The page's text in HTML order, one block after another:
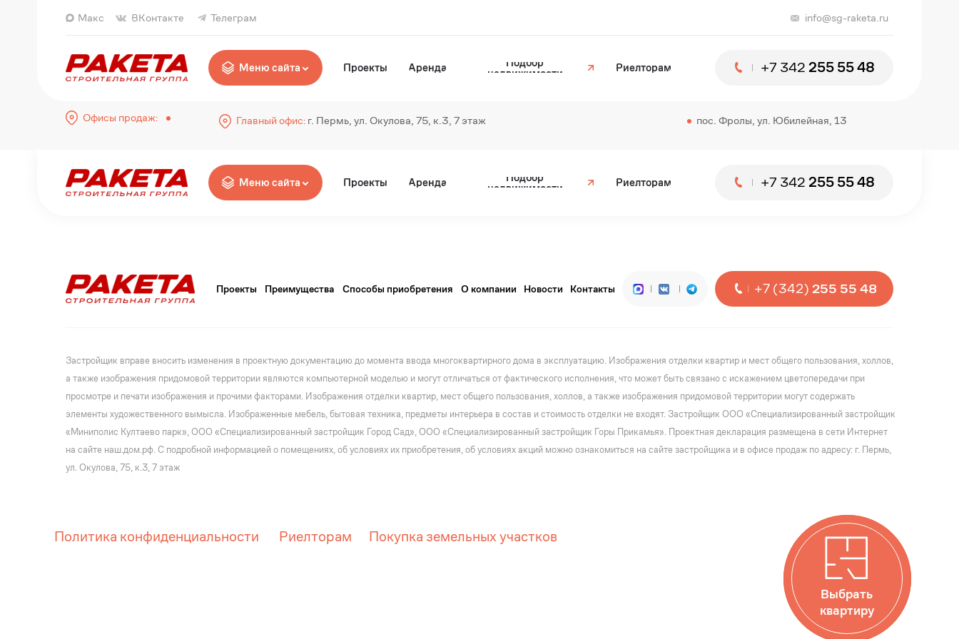
Аренда Риелторам
Проекты
info@sg-raketa.ru
Телеграм
ВКонтакте
Макс
Меню сайта Подбор
недвижимости +7 342 255 55 48
Главный офис: г. Пермь, ул. Окулова, 75, к.3, 7 этаж
Офисы продаж: пос. Фролы, ул. Юбилейная, 13
Меню сайта +7 342 255 55 48
Аренда
Проекты Риелторам
Подбор
недвижимости
Застройщик вправе вносить изменения в проектную документацию до момента ввода многоквартирного дома в эксплуатацию. Изображения отделки квартир и мест общего пользования, холлов,
а также изображения придомовой территории являются компьютерной моделью и могут отличаться от фактического исполнения, что может быть связано с искажением цветопередачи при
просмотре и печати изображения и прочими факторами. Изображения отделки квартир, мест общего пользования, холлов, а также изображения придомовой территории могут содержать
элементы художественного вымысла. Изображенные мебель, бытовая техника, предметы интерьера в состав и стоимость отделки не входят. Застройщик ООО «Специализированный застройщик
«Миниполис Култаево парк», ООО «Специализированный застройщик Город Сад», ООО «Специализированный застройщик Горы Прикамья». Проектная декларация размещена в сети Интернет
на сайте наш.дом.рф. С подробной информацией о помещениях, об условиях их приобретения, об условиях акций можно ознакомиться на сайте застройщика и в офисе продаж по адресу: г. Пермь,
ул. Окулова, 75, к.3, 7 этаж
Политика конфиденциальности Покупка земельных участков
Риелторам
+7 (342) 255 55 48
Проекты Преимущества Способы приобретения О компании Контакты
Новости